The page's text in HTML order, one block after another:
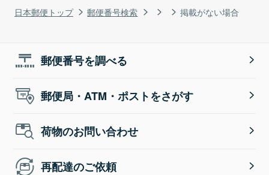
日本郵便トップ 郵便番号検索 掲載がない場合
郵便番号を調べる
郵便局・ATM・ポストをさがす
荷物のお問い合わせ
再配達のご依頼